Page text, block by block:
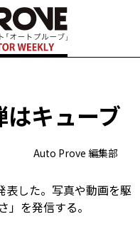
キューブ
Auto Prove 編集部
表した。写真や動画を駆
を発信する。